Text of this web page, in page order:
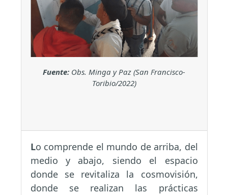
Fuente: Obs. Minga y Paz (San Francisco-
Toribio/2022)
Lo comprende el mundo de arriba, del
medio y abajo, siendo el espacio
donde se revitaliza la cosmovisión,
donde se realizan las prácticas